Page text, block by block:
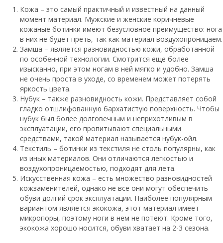
Кожа – это самый практичный и известный на данный
момент материал. Мужские и женские коричневые
кожаные ботинки имеют безусловное преимущество: нога
в них не будет преть, так как материал воздухопроницаем.
Замша – является разновидностью кожи, обработанной
по особенной технологии. Смотрится еще более
изысканно, при этом ногам в ней мягко и удобно. Замша
не очень проста в уходе, со временем может потерять
яркость цвета.
Нубук – также разновидность кожи. Представляет собой
гладко отшлифованную бархатистую поверхность. Чтобы
нубук был более долговечным и неприхотливым в
эксплуатации, его пропитывают специальными
средствами, такой материал называется нубук-ойл.
Текстиль – ботинки из текстиля не столь популярны, как
из иных материалов. Они отличаются легкостью и
воздухопроницаемостью, подходят для лета.
Искусственная кожа – есть множество разновидностей
кожзаменителей, однако не все они могут обеспечить
обуви долгий срок эксплуатации. Наиболее популярным
вариантом является экокожа, этот материал имеет
микропоры, поэтому ноги в нем не потеют. Кроме того,
экокожа хорошо носится, обуви хватает на 2-3 сезона.